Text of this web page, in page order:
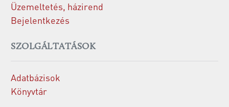
Üzemeltetés, házirend
Bejelentkezés
SZOLGÁLTATÁSOK
Adatbázisok
Könyvtár